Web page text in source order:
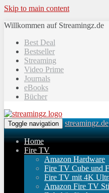
Skip to main content
Willkommen auf Streamingz.de
Best Deal
Bestseller
Streaming
Video Prime
Journals
eBooks
Bücher
Toggle navigation streamingz.de
Home
Fire TV
Amazon Hardware
Fire TV Cube und
Fire TV mit 4K
Amazon Fire TV